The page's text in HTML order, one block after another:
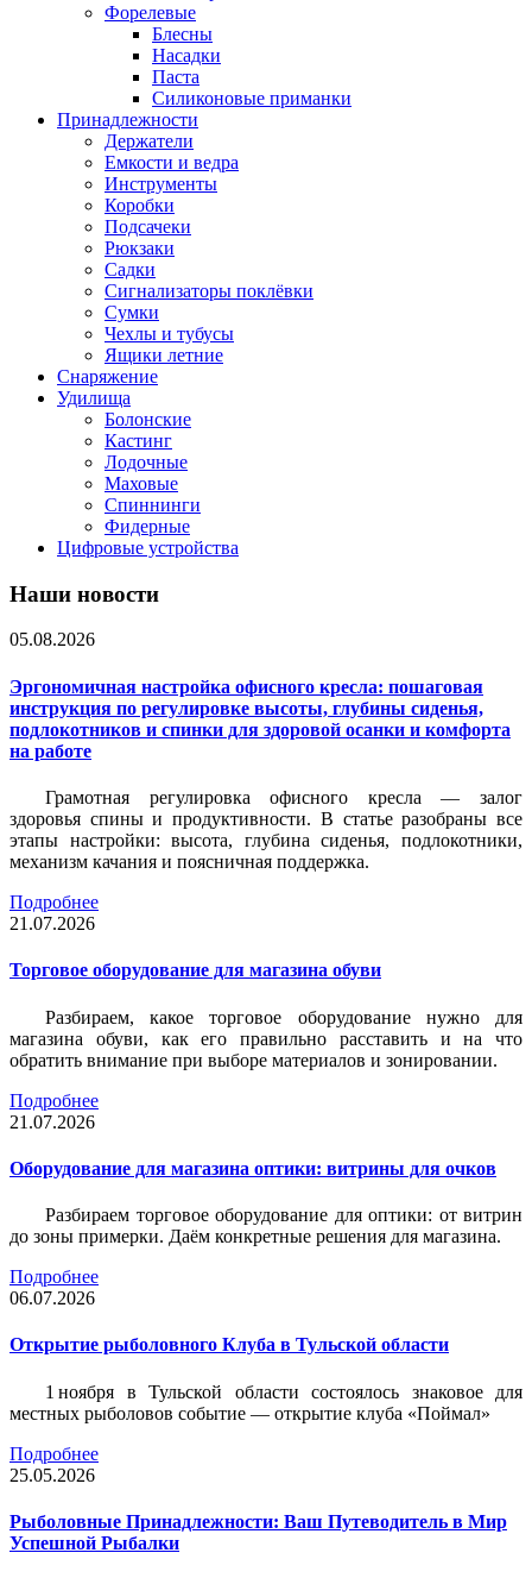
Форелевые
Блесны
Насадки
Паста
Силиконовые приманки
Принадлежности
Держатели
Емкости и ведра
Инструменты
Коробки
Подсачеки
Рюкзаки
Садки
Сигнализаторы поклёвки
Сумки
Чехлы и тубусы
Ящики летние
Снаряжение
Удилища
Болонские
Кастинг
Лодочные
Маховые
Спиннинги
Фидерные
Цифровые устройства
Наши новости
05.08.2026
Эргономичная настройка офисного кресла: пошаговая
инструкция по регулировке высоты, глубины сиденья,
подлокотников и спинки для здоровой осанки и комфорта
на работе
Грамотная регулировка офисного кресла — залог
здоровья спины и продуктивности. В статье разобраны все
этапы настройки: высота, глубина сиденья, подлокотники,
механизм качания и поясничная поддержка.
Подробнее
21.07.2026
Торговое оборудование для магазина обуви
Разбираем, какое торговое оборудование нужно для
магазина обуви, как его правильно расставить и на что
обратить внимание при выборе материалов и зонировании.
Подробнее
21.07.2026
Оборудование для магазина оптики: витрины для очков
Разбираем торговое оборудование для оптики: от витрин
до зоны примерки. Даём конкретные решения для магазина.
Подробнее
06.07.2026
Открытие рыболовного Клуба в Тульской области
1 ноября в Тульской области состоялось знаковое для
местных рыболовов событие — открытие клуба «Поймал»
Подробнее
25.05.2026
Рыболовные Принадлежности: Ваш Путеводитель в Мир
Успешной Рыбалки